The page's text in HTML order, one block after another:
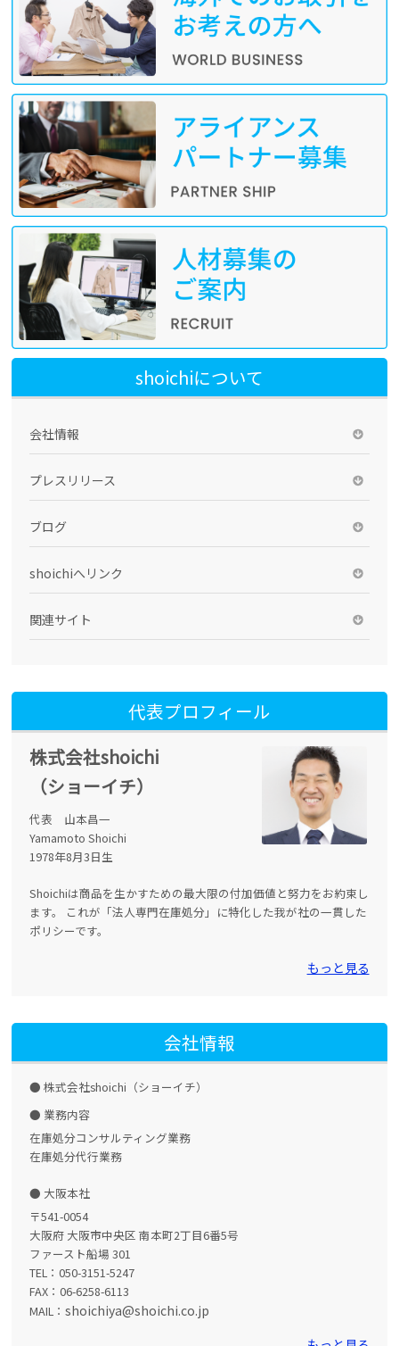
shoichiについて
会社情報
プレスリリース
ブログ
shoichiへリンク
関連サイト
代表プロフィール
株式会社shoichi
（ショーイチ）
代表 山本昌一
Yamamoto Shoichi
1978年8月3日生
Shoichiは商品を生かすための最大限の付加価値と努力をお約束し
ます。 これが「法人専門在庫処分」に特化した我が社の一貫した
ポリシーです。
もっと見る
会社情報
株式会社shoichi（ショーイチ）
業務内容
在庫処分コンサルティング業務
在庫処分代行業務
大阪本社
〒541-0054
大阪府 大阪市中央区 南本町2丁目6番5号
ファースト船場 301
TEL：050-3151-5247
FAX：06-6258-6113
MAIL：shoichiya@shoichi.co.jp